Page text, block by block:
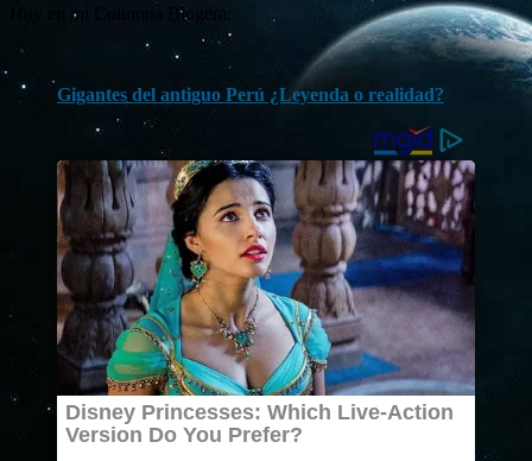
Hoy en mi Columna Blogera:
Gigantes del antiguo Perú ¿Leyenda o realidad?